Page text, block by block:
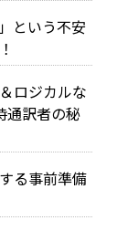
という不安
ロジカルな
通訳者の秘
る事前準備